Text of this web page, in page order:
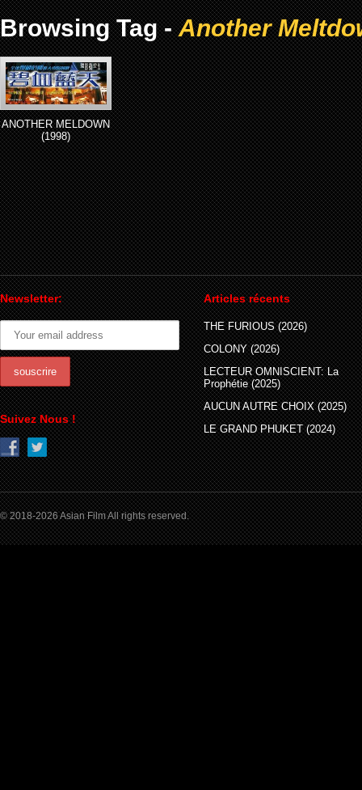
Browsing Tag -Another
ANOTHER MELDOWN
(1998)
Newsletter:
Suivez Nous !
Articles récents
THE FURIOUS (2026)
COLONY (2026)
LECTEUR OMNISCIENT: La
Prophétie (2025)
AUCUN AUTRE CHOIX (2025)
LE GRAND PHUKET (2024)
© 2018-2026 Asian Film All rights reserved.